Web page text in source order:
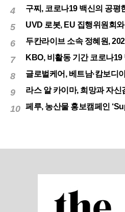
4 구찌, 코로나19 백신의 공평한 공급
5 UVD 로봇, EU 집행위원회와 병원
6 두칸라이브 소속 정혜원, 2020
7 KBO, 비활동 기간 코로나19
8 글로벌케어, 베트남·캄보디
9 라스 알 카이마, 희망과 자신감
10 페루, 농산물 홍보캠페인